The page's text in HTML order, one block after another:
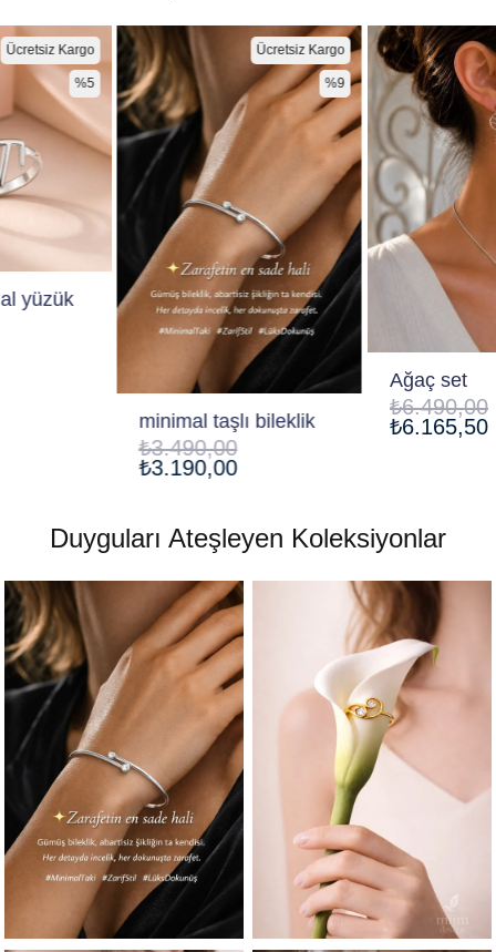
minimal taşlı bileklik
Ücretsiz Kargo
Ağaç set
₺6.165,50
Ücretsiz Kargo
%5
Duyguları Ateşleyen Koleksiyonlar